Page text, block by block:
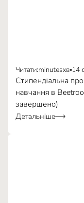
Читати:minutesхв 14
Стипендіальна
навчання в
завершено)
Детальніше